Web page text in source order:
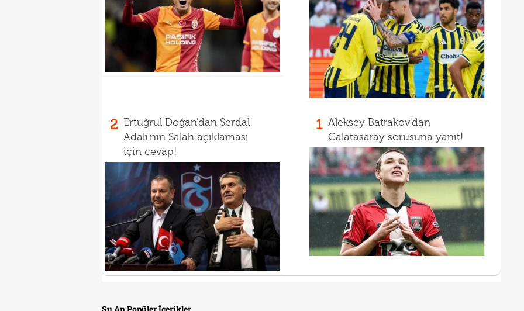
2 Ertuğrul Doğan'dan Serdal
Adalı'nın Salah açıklaması
için cevap!
1 Aleksey Batrakov'dan
Galatasaray sorusuna yanıt!